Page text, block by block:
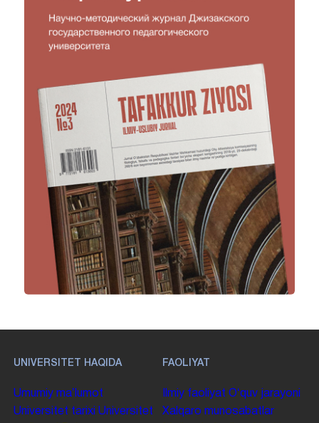
UNIVERSITET HAQIDA
Umumiy maʼlumot
Universitet tarixi Universitet
FAOLIYAT
Ilmiy faoliyat Oʻquv jarayoni
Xalqaro munosabatlar